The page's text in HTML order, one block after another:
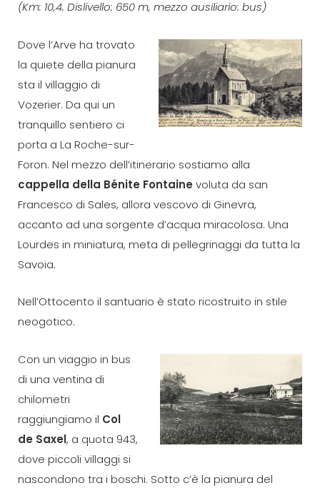
(Km: 10,4. Dislivello: 650 m, mezzo ausiliario: bus)
Dove l’Arve ha trovato
la quiete della pianura
sta il villaggio di
Vozerier. Da qui un
tranquillo sentiero ci
porta a La Roche-sur-
Foron. Nel mezzo dell’itinerario sostiamo alla
cappella della Bénite Fontaine voluta da san
Francesco di Sales, allora vescovo di Ginevra,
accanto ad una sorgente d’acqua miracolosa. Una
Lourdes in miniatura, meta di pellegrinaggi da tutta la
Savoia.
Nell’Ottocento il santuario è stato ricostruito in stile
neogotico.
Con un viaggio in bus
di una ventina di
chilometri
raggiungiamo il Col
de Saxel, a quota 943,
dove piccoli villaggi si
nascondono tra i boschi. Sotto c’è la pianura del